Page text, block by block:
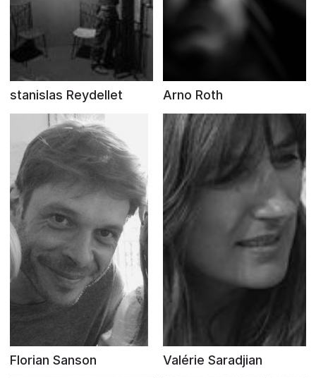
stanislas Reydellet Arno Roth
Florian Sanson Valérie Saradjian